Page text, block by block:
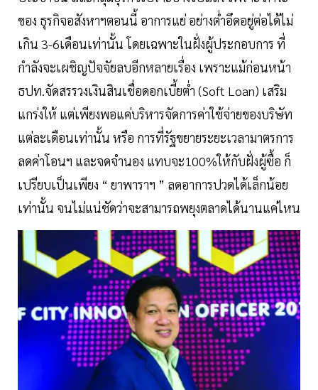
ของ ธุรกิจอสังหาฯตอนนี้ อาการแย่ อย่างต่ำอึดอยู่ต่อได้ไม่
เกิน 3-6เดือนเท่านั้น โดยเฉพาะในฝั่งผู้ประกอบการ ที่
กำลังจะเผชิญปัจจัยลบอีกหลายเรื่อง เพราะแม้ก่อนหน้า
ธปท.จัดสรรวงเงินสินเชื่อดอกเบี้ยต่ำ (Soft Loan) เสริม
แกร่งให้ แต่เพียงพอแค่บริหารจัดการค่าใช้จ่ายของบริษัท
แต่ละเดือนเท่านั้น หรือ การที่รัฐขยายระยะเวลามาตรการ
ลดค่าโอนฯ และจดจำนอง แทบจะ100%ให้กับฝั่งผู้ซื้อ ก็
เปรียบเป็นเพียง “ ยาพาราฯ ” ลดอาการปวดได้เล็กน้อย
เท่านั้น จนไม่แน่ชัดว่าจะสามารถพยุงตลาดได้นานแค่ไหน